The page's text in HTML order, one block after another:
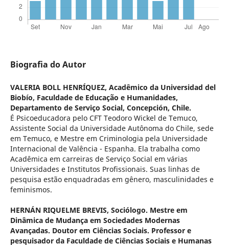
Biografia do Autor
VALERIA BOLL HENRÍQUEZ, Acadêmico da Universidad del
Biobío, Faculdade de Educação e Humanidades,
Departamento de Serviço Social, Concepción, Chile.
É Psicoeducadora pelo CFT Teodoro Wickel de Temuco,
Assistente Social da Universidade Autônoma do Chile, sede
em Temuco, e Mestre em Criminologia pela Universidade
Internacional de Valência - Espanha. Ela trabalha como
Acadêmica em carreiras de Serviço Social em várias
Universidades e Institutos Profissionais. Suas linhas de
pesquisa estão enquadradas em gênero, masculinidades e
feminismos.
HERNÁN RIQUELME BREVIS, Sociólogo. Mestre em
Dinâmica de Mudança em Sociedades Modernas
Avançadas. Doutor em Ciências Sociais. Professor e
pesquisador da Faculdade de Ciências Sociais e Humanas